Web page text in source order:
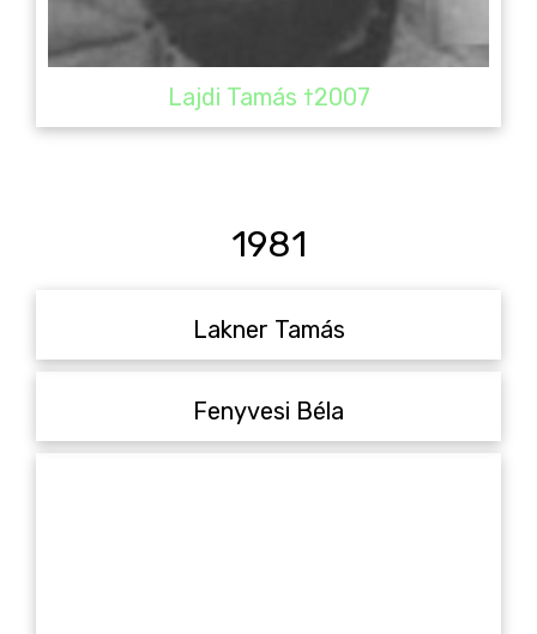
Lajdi Tamás †2007
1981
Lakner Tamás
Fenyvesi Béla